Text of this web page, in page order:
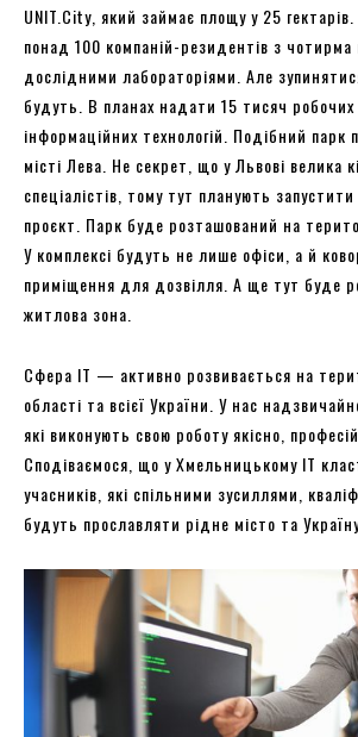
UNIT.City, який займає площу у 25
понад 100 компаній-резидентів з чотирма
дослідними лабораторіями. Але
будуть. В планах надати 15 тисяч робочих
інформаційних технологій. Подібний парк
місті Лева. Не секрет, що у Львові велика
спеціалістів, тому тут планують
проєкт. Парк буде розташований на
У комплексі будуть не лише офіси, а й
приміщення для дозвілля. А ще тут буде
житлова зона.
Сфера ІТ — активно розвивається на
області та всієї України. У нас
які виконують свою роботу якісно,
Сподіваємося, що у Хмельницькому ІТ
учасників, які спільними зусиллями,
будуть прославляти рідне місто та